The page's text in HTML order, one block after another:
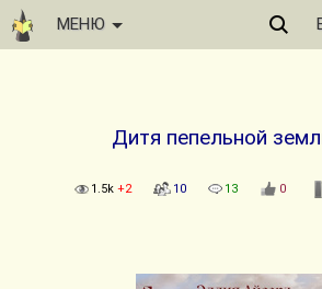
МЕНЮ
Дитя пепельной
1.5k +2 10 13 0